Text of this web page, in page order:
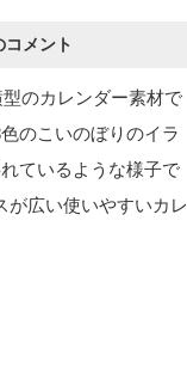
メント
のカレンダー素材で
のこいのぼりのイラ
ているような様子で
が広い使いやすいカレ